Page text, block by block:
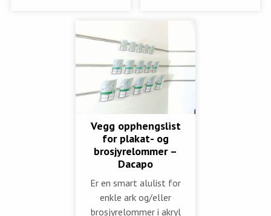
Vegg opphengslist
for plakat- og
brosjyrelommer –
Dacapo
Er en smart alulist for
enkle ark og/eller
brosjyrelommer i akryl